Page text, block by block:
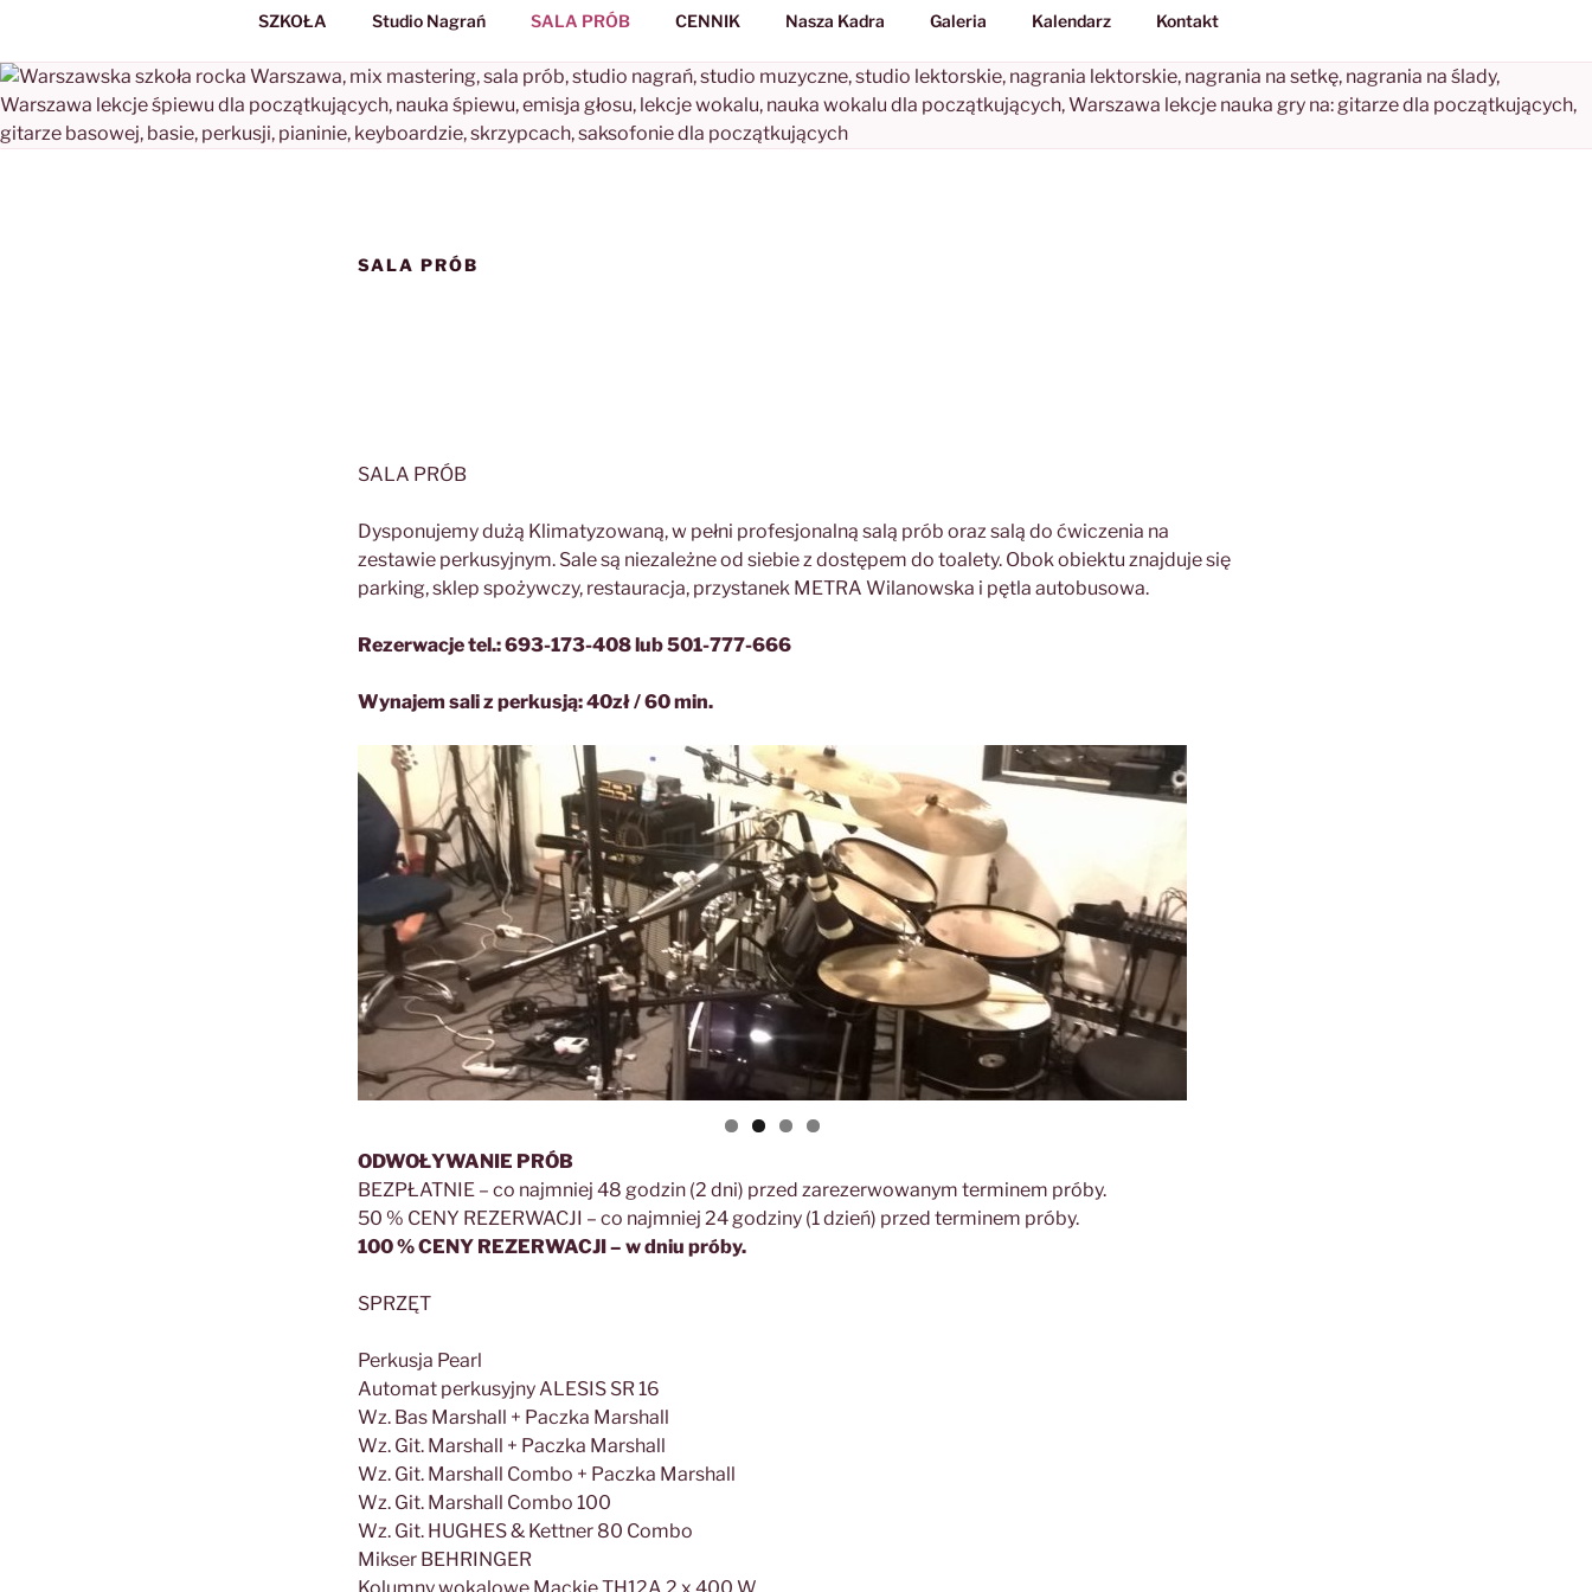
SZKOŁA Studio Nagrań SALA PRÓB CENNIK Nasza Kadra Galeria Kalendarz Kontakt
SALA PRÓB
SALA PRÓB
Dysponujemy dużą Klimatyzowaną, w pełni profesjonalną salą prób oraz salą do ćwiczenia na
zestawie perkusyjnym. Sale są niezależne od siebie z dostępem do toalety. Obok obiektu znajduje się
parking, sklep spożywczy, restauracja, przystanek METRA Wilanowska i pętla autobusowa.
Rezerwacje tel.: 693-173-408 lub 501-777-666
Wynajem sali z perkusją: 40zł / 60 min.
ODWOŁYWANIE PRÓB
BEZPŁATNIE – co najmniej 48 godzin (2 dni) przed zarezerwowanym terminem próby.
50 % CENY REZERWACJI – co najmniej 24 godziny (1 dzień) przed terminem próby.
100 % CENY REZERWACJI – w dniu próby.
SPRZĘT
Perkusja Pearl
Automat perkusyjny ALESIS SR 16
Wz. Bas Marshall + Paczka Marshall
Wz. Git. Marshall + Paczka Marshall
Wz. Git. Marshall Combo + Paczka Marshall
Wz. Git. Marshall Combo 100
Wz. Git. HUGHES & Kettner 80 Combo
Mikser BEHRINGER
Kolumny wokalowe Mackie TH12A 2 x 400 W